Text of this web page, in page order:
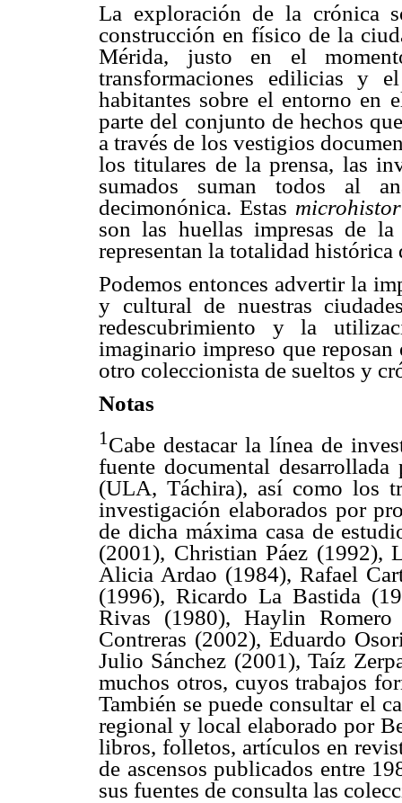
La exploración de la crónica
construcción en físico de la
Mérida, justo en el
transformaciones edilicias y
habitantes sobre el entorno en
parte del conjunto de hechos
a través de los vestigios
los titulares de la prensa, las
sumados suman todos al
decimonónica. Estas
son las huellas impresas de
representan la totalidad histórica
Podemos entonces advertir la
y cultural de nuestras
redescubrimiento y la
imaginario impreso que
otro coleccionista de sueltos y
Notas
1 Cabe destacar la línea de
fuente documental
(ULA, Táchira), así como los
investigación elaborados por
de dicha máxima casa de
(2001), Christian Páez (1992),
Alicia Ardao (1984), Rafael
(1996), Ricardo La Bastida
Rivas (1980), Haylin
Contreras (2002), Eduardo
Julio Sánchez (2001), Taíz
muchos otros, cuyos trabajos
También se puede consultar el
regional y local elaborado por
libros, folletos, artículos en
de ascensos publicados entre
sus fuentes de consulta las